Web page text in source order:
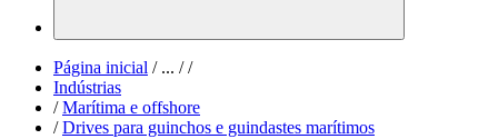
Página inicial /... / /
Indústrias
/ Marítima e offshore
/ Drives para guinchos e guindastes marítimos